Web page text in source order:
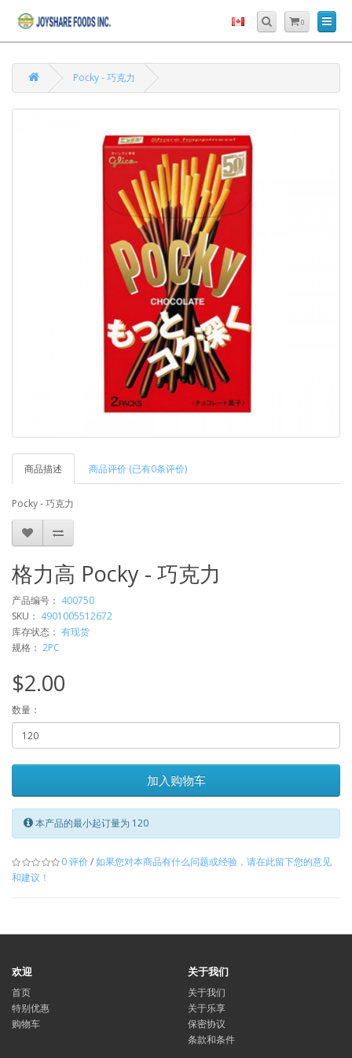
0
Pocky - 巧克力
商品描述 商品评价 (已有0条评价)
Pocky - 巧克力
格力高 Pocky - 巧克力
产品编号： 400750
SKU： 4901005512672
库存状态： 有现货
规格： 2PC
$2.00
数量：
加入购物车
本产品的最小起订量为 120
0 评价/如果您对本商品有什么问题或经验，请在此留下您的意见
和建议！
欢迎
首页
特别优惠
购物车
关于我们
关于我们
关于乐享
保密协议
条款和条件